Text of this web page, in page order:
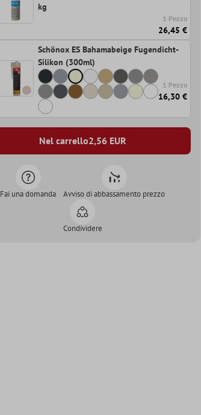
kg
1 Pezzo
26,45 €
Schönox ES Bahamabeige Fugendicht-
Silikon (300ml)
1 Pezzo
16,30 €
Nel carrello2,56EUR
Fai una domanda Avviso di abbassamento prezzo
Condividere